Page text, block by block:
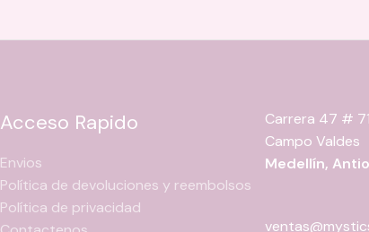
Acceso Rapido
Envios
Política de devoluciones y reembolsos
Política de privacidad
Carrera 47 #
Campo Valdes
Medellín,